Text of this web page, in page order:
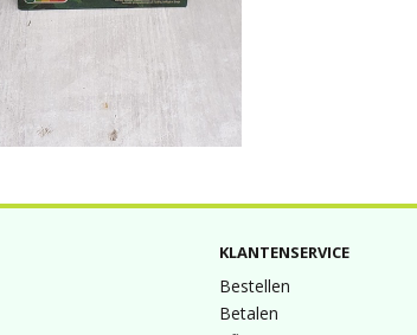
KLANTENSERVICE
Bestellen
Betalen